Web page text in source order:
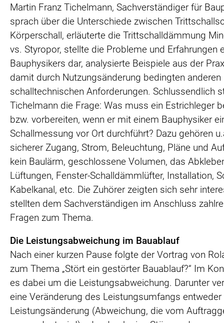
Martin Franz Tichelmann, Sachverständiger für
sprach über die Unterschiede zwischen
Körperschall, erläuterte die Trittschalldämmung
vs. Styropor, stellte die Probleme und Erfahrungen
Bauphysikers dar, analysierte Beispiele aus der
damit durch Nutzungsänderung bedingten anderen
schalltechnischen Anforderungen. Schlussendlich
Tichelmann die Frage: Was muss ein Estrichleger
bzw. vorbereiten, wenn er mit einem Bauphysiker
Schallmessung vor Ort durchführt? Dazu gehören
sicherer Zugang, Strom, Beleuchtung, Pläne und
kein Baulärm, geschlossene Volumen, das
Lüftungen, Fenster-Schalldämmlüfter, Installation,
Kabelkanal, etc. Die Zuhörer zeigten sich sehr
stellten dem Sachverständigen im Anschluss
Fragen zum Thema.
Die Leistungsabweichung im Bauablauf
Nach einer kurzen Pause folgte der Vortrag von
zum Thema „Stört ein gestörter Bauablauf?“ Im
es dabei um die Leistungsabweichung. Darunter
eine Veränderung des Leistungsumfangs entweder
Leistungsänderung (Abweichung, die vom